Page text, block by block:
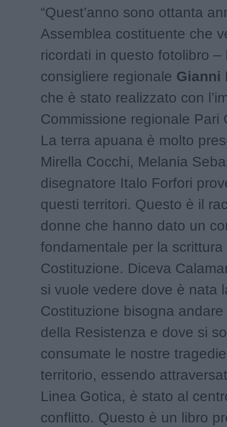
“Quest’anno sono ottanta
Assemblea costituente che
ricordati in questo fotolibro –
consigliere regionale Gianni
che è stato realizzato con
Commissione regionale Pari
La terra apuana è molto
Mirella Cocchi, Melania
disegnatore Italo Forfori
questi territori. Questo è il
donne che hanno dato un
fondamentale per la
Costituzione. Diceva
si vuole vedere dove è nata
Costituzione bisogna
della Resistenza e dove si
consumate le nostre
territorio, essendo
Linea Gotica, è stato al
conflitto. Questo è un libro